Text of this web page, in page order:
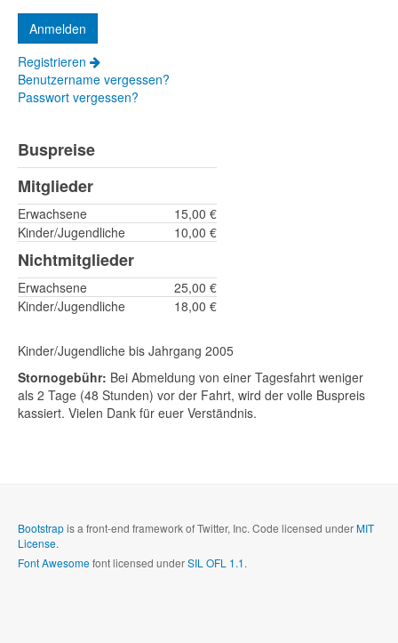
Registrieren
Benutzername vergessen?
Passwort vergessen?
Buspreise
Mitglieder
Erwachsene
15,00 €
Kinder/Jugendliche
10,00 €
Nichtmitglieder
Erwachsene
25,00 €
Kinder/Jugendliche
18,00 €
Kinder/Jugendliche bis Jahrgang 2005
Stornogebühr: Bei Abmeldung von einer Tagesfahrt weniger
als 2 Tage (48 Stunden) vor der Fahrt, wird der volle Buspreis
kassiert. Vielen Dank für euer Verständnis.
Bootstrapis a front-end framework of Twitter, Inc. Code licensed underMIT
License.
Font Awesomefont licensed underSIL OFL 1.1.